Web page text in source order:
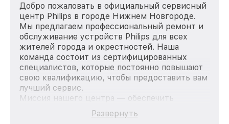
Добро пожаловать в официальный сервисный
центр Philips в городе Нижнем Новгороде.
Мы предлагаем профессиональный ремонт и
обслуживание устройств Philips для всех
жителей города и окрестностей. Наша
команда состоит из сертифицированных
специалистов, которые постоянно повышают
свою квалификацию, чтобы предоставить вам
лучший сервис.
Миссия нашего центра — обеспечить
качественный и доступный ремонт для
каждого пользователя продукции Philips, вне
Развернуть